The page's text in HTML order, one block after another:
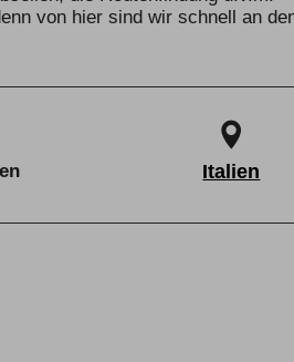
von hier sind wir schnell an
Italien